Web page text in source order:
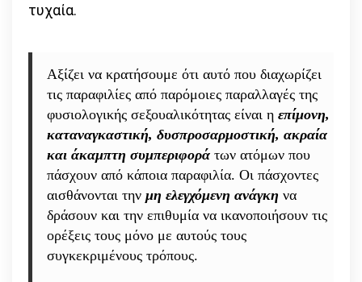
τυχαία.
Αξίζει να κρατήσουμε ότι αυτό που διαχωρίζει
τις παραφιλίες από παρόμοιες παραλλαγές της
φυσιολογικής σεξουαλικότητας είναι η επίμονη,
καταναγκαστική, δυσπροσαρμοστική, ακραία
και άκαμπτη συμπεριφοράτων ατόμων που
πάσχουν από κάποια παραφιλία. Οι πάσχοντες
αισθάνονται την μη ελεγχόμενη ανάγκη να
δράσουν και την επιθυμία να ικανοποιήσουν τις
ορέξεις τους μόνο με αυτούς τους
συγκεκριμένους τρόπους.